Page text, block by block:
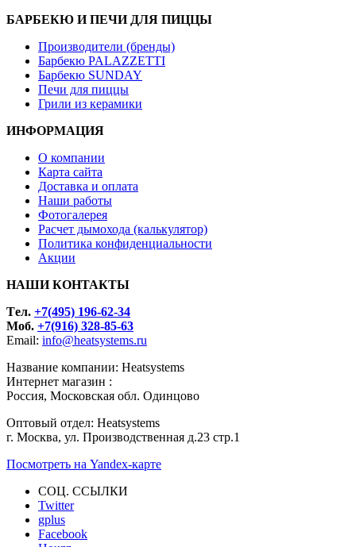
БАРБЕКЮ И ПЕЧИ ДЛЯ ПИЦЦЫ
Производители (бренды)
Барбекю PALAZZETTI
Барбекю SUNDAY
Печи для пиццы
Грили из керамики
ИНФОРМАЦИЯ
О компании
Карта сайта
Доставка и оплата
Наши работы
Фотогалерея
Расчет дымохода (калькулятор)
Политика конфиденциальности
Акции
НАШИ КОНТАКТЫ
Tел. +7(495) 196-62-34
Моб. +7(916) 328-85-63
Email: info@heatsystems.ru
Название компании: Heatsystems
Интернет магазин :
Россия, Московская обл. Одинцово
Оптовый отдел: Heatsystems
г. Москва, ул. Производственная д.23 стр.1
Посмотреть на Yandex-карте
СОЦ. ССЫЛКИ
Twitter
gplus
Facebook